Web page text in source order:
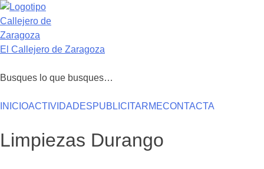
Saltar
al
contenido
El Callejero de Zaragoza
Busques lo que busques…
INICIOACTIVIDADESPUBLICITARMECONTACTA
Limpiezas Durango